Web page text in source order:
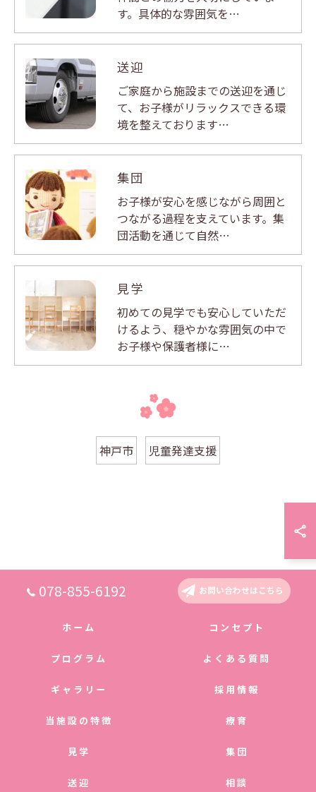
す。具体的な雰囲気を…
送迎
ご家庭から施設までの送迎を通じ
て、お子様がリラックスできる環
境を整えております…
集団
お子様が安心を感じながら周囲と
つながる過程を支えています。集
団活動を通じて自然…
見学
初めての見学でも安心していただ
けるよう、穏やかな雰囲気の中で
お子様や保護者様に…
神戸市 児童発達支援
078-855-6192 お問い合わせはこちら
ホーム コンセプト
プログラム よくある質問
ギャラリー 採用情報
当施設の特徴 療育
見学 集団
送迎 相談